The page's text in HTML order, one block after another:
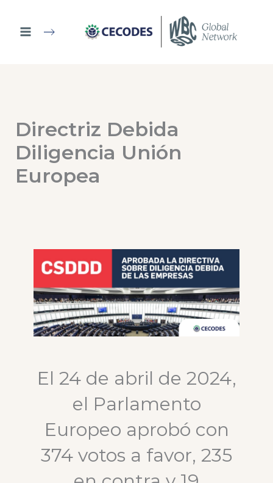
contenido
Directriz Debida
Diligencia Unión
Europea
El 24 de abril de 2024,
el Parlamento
Europeo aprobó con
374 votos a favor, 235